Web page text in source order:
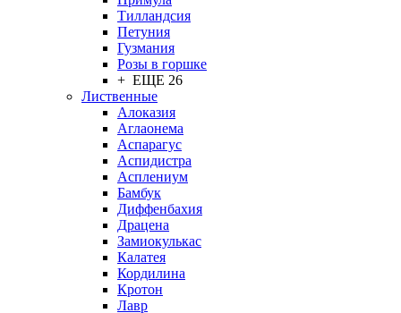
Тилландсия
Петуния
Гузмания
Розы в горшке
+ ЕЩЕ 26
Лиственные
Алоказия
Аглаонема
Аспарагус
Аспидистра
Асплениум
Бамбук
Диффенбахия
Драцена
Замиокулькас
Калатея
Кордилина
Кротон
Лавр